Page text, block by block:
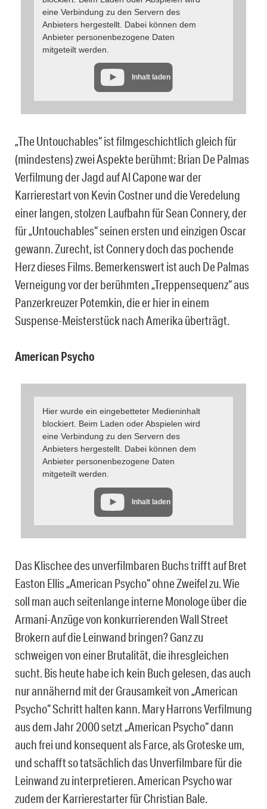
eine Verbindung zu den Servern des
Anbieters hergestellt. Dabei können dem
Anbieter personenbezogene Daten
mitgeteilt werden.
Inhalt laden
„The Untouchables“ ist filmgeschichtlich gleich für
(mindestens) zwei Aspekte berühmt: Brian De Palmas
Verfilmung der Jagd auf Al Capone war der
Karrierestart von Kevin Costner und die Veredelung
einer langen, stolzen Laufbahn für Sean Connery, der
für „Untouchables“ seinen ersten und einzigen Oscar
gewann. Zurecht, ist Connery doch das pochende
Herz dieses Films. Bemerkenswert ist auch De Palmas
Verneigung vor der berühmten „Treppensequenz“ aus
Panzerkreuzer Potemkin, die er hier in einem
Suspense-Meisterstück nach Amerika überträgt.
American Psycho
Hier wurde ein eingebetteter Medieninhalt
blockiert. Beim Laden oder Abspielen wird
eine Verbindung zu den Servern des
Anbieters hergestellt. Dabei können dem
Anbieter personenbezogene Daten
mitgeteilt werden.
Inhalt laden
Das Klischee des unverfilmbaren Buchs trifft auf Bret
Easton Ellis „American Psycho“ ohne Zweifel zu. Wie
soll man auch seitenlange interne Monologe über die
Armani-Anzüge von konkurrierenden Wall Street
Brokern auf die Leinwand bringen? Ganz zu
schweigen von einer Brutalität, die ihresgleichen
sucht. Bis heute habe ich kein Buch gelesen, das auch
nur annähernd mit der Grausamkeit von „American
Psycho“ Schritt halten kann. Mary Harrons Verfilmung
aus dem Jahr 2000 setzt „American Psycho“ dann
auch frei und konsequent als Farce, als Groteske um,
und schafft so tatsächlich das Unverfilmbare für die
Leinwand zu interpretieren. American Psycho war
zudem der Karrierestarter für Christian Bale.